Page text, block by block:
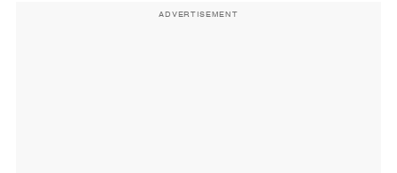
ADVERTISEMENT